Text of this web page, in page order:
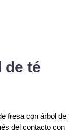
de té
fresa con árbol de
del contacto con